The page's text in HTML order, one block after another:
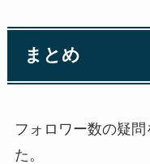
まとめ
フォロワー数の疑
た。